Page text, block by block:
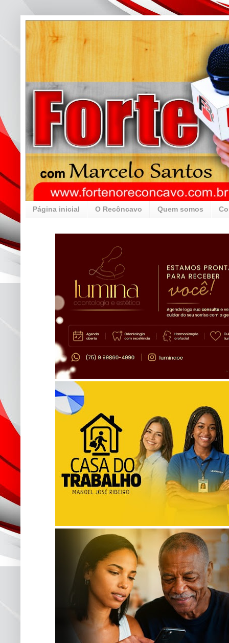
Página inicial O Recôncavo Quem somos